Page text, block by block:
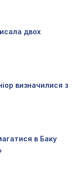
двох
визначилися з
в Баку